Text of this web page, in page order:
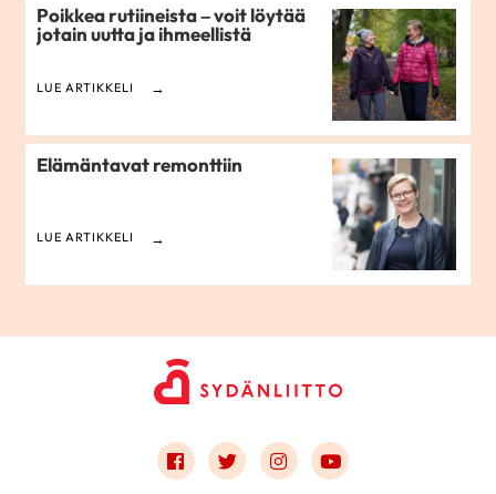
Poikkea rutiineista – voit löytää
jotain uutta ja ihmeellistä
LUE ARTIKKELI
Elämäntavat remonttiin
LUE ARTIKKELI
Link to facebook
Link to twitter
Link to instagram
Link to youtube